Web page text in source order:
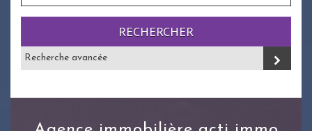
RECHERCHER
Recherche avancée